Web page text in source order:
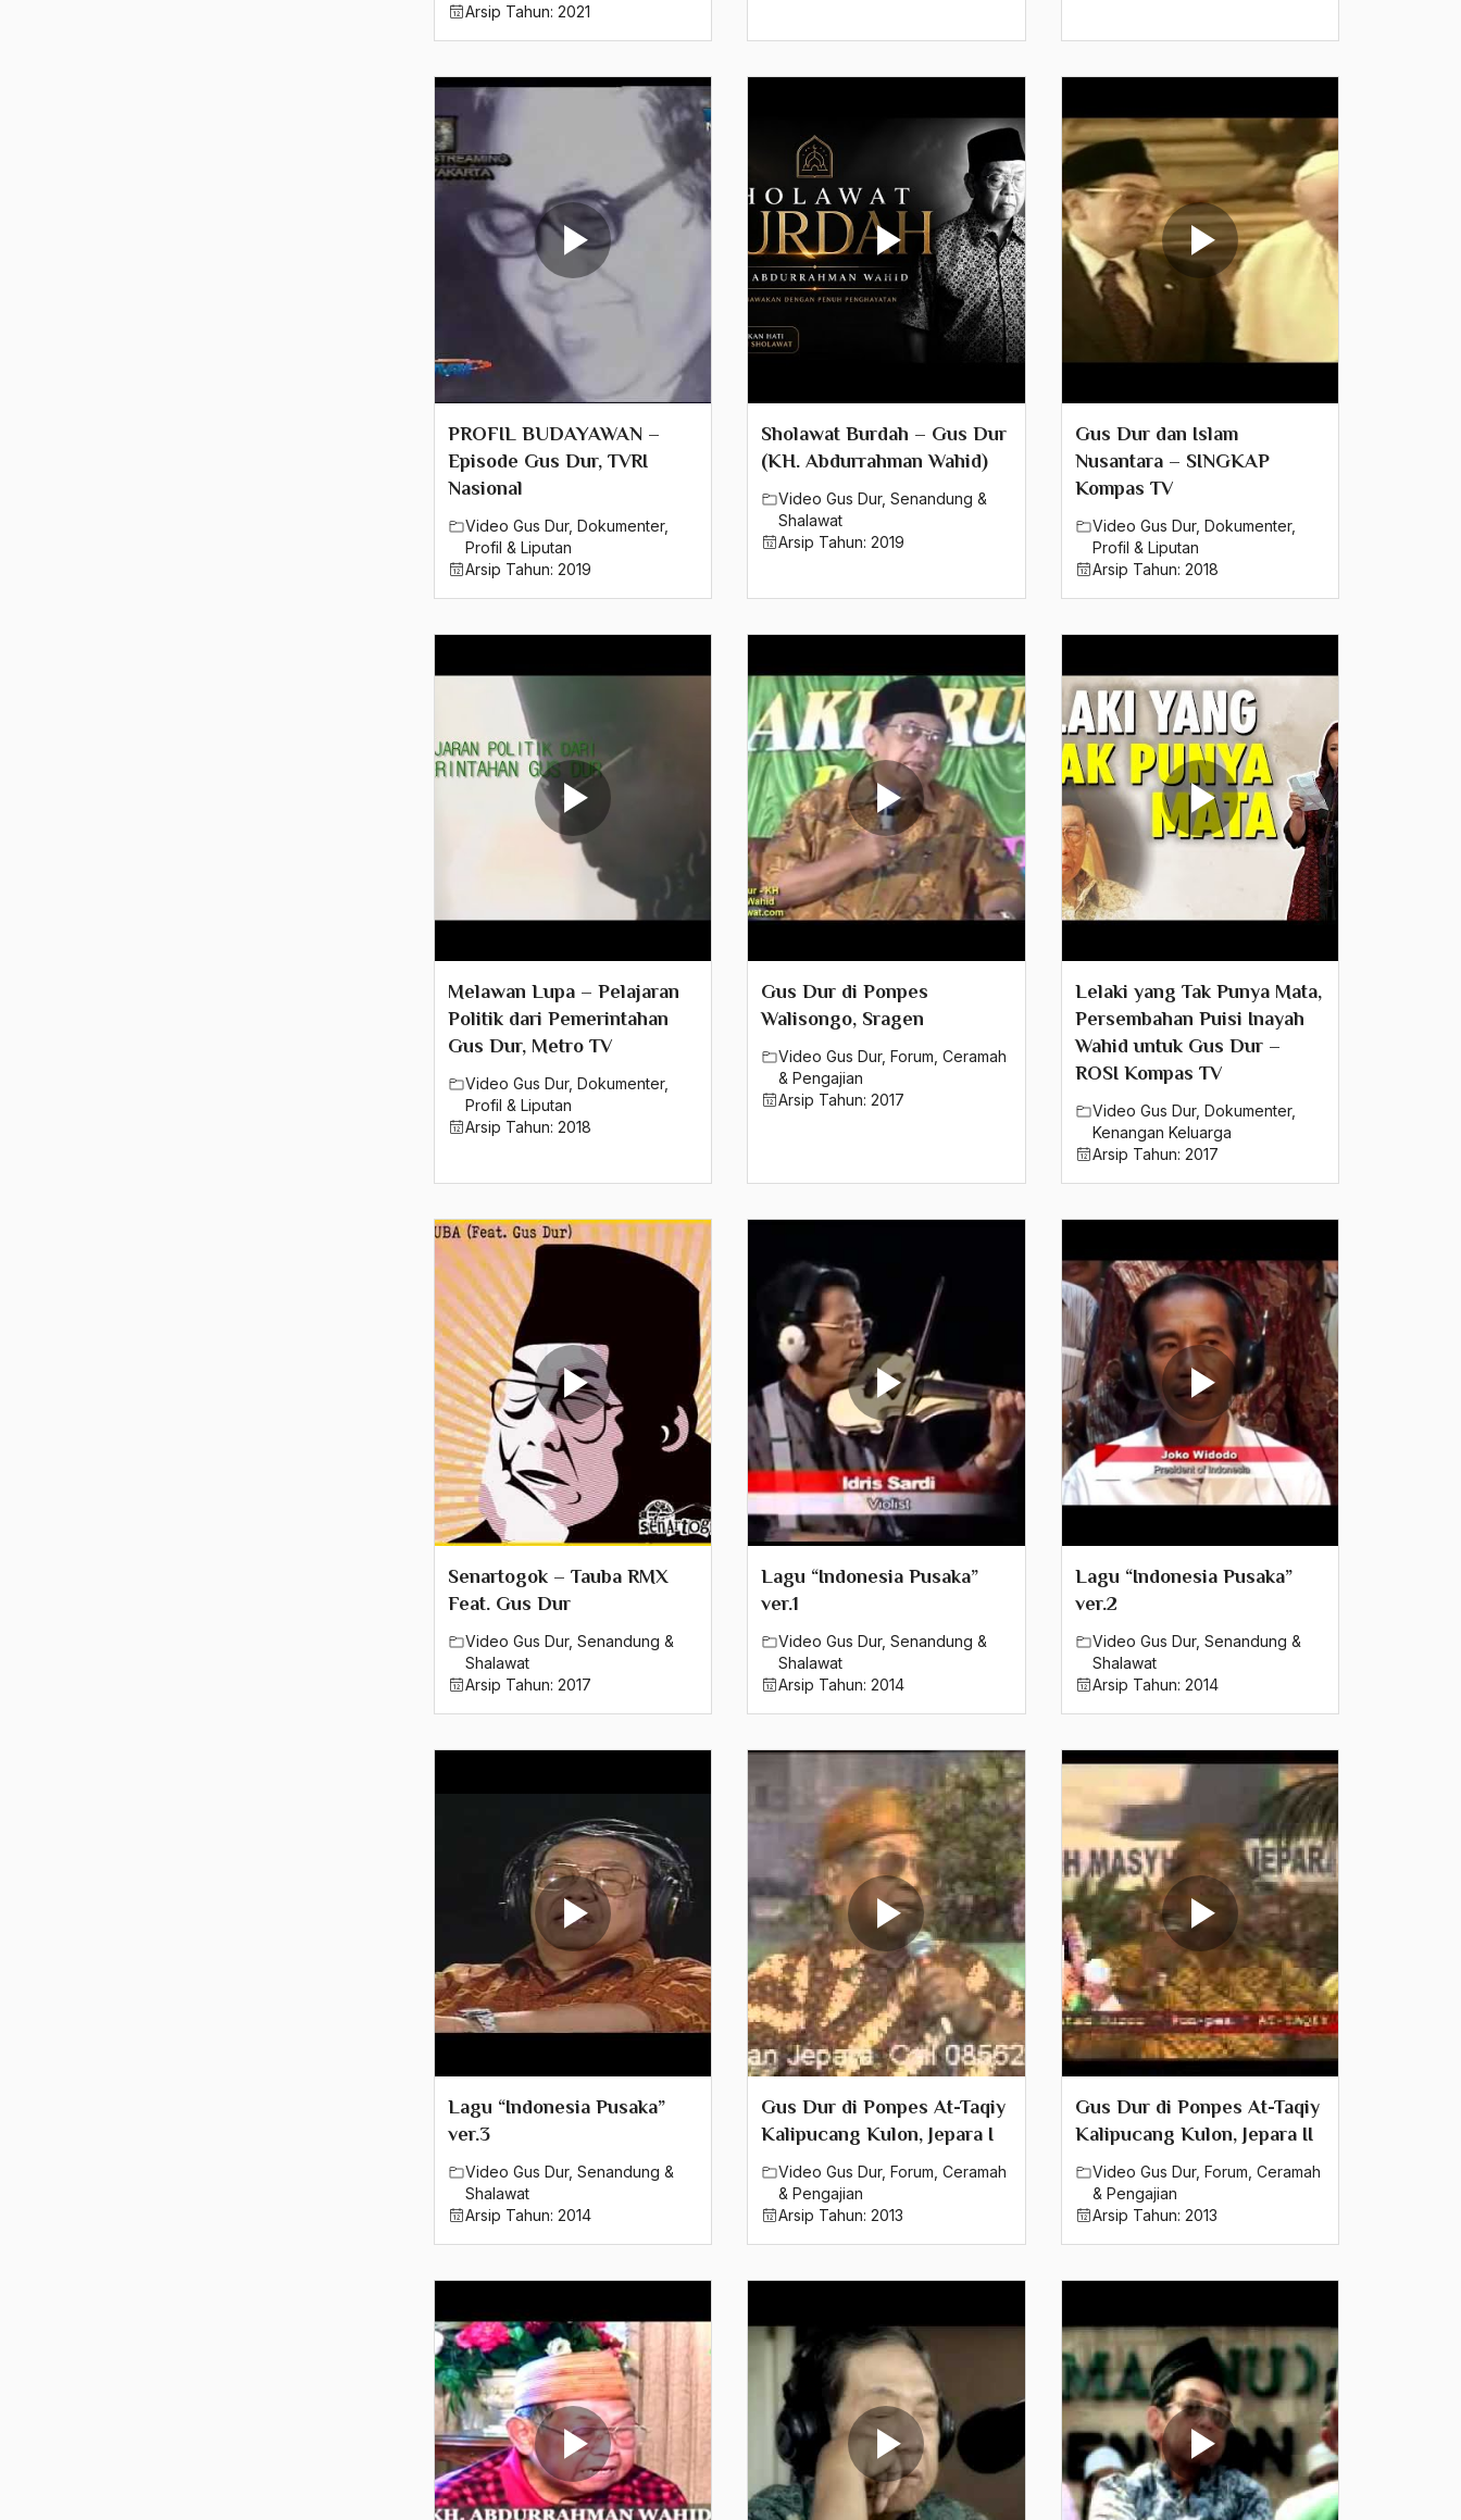
Arsip Tahun: 2021
PROFIL BUDAYAWAN –
Episode Gus Dur, TVRI
Nasional
Video Gus Dur, Dokumenter,
Profil & Liputan
Arsip Tahun: 2019
Sholawat Burdah – Gus Dur
(KH. Abdurrahman Wahid)
Video Gus Dur,Senandung &
Shalawat
Arsip Tahun:2019
Gus Dur dan Islam
Nusantara – SINGKAP
Kompas TV
Video Gus Dur, Dokumenter,
Profil & Liputan
Arsip Tahun: 2018
Melawan Lupa – Pelajaran
Politik dari Pemerintahan
Gus Dur, Metro TV
Video Gus Dur, Dokumenter,
Profil & Liputan
Arsip Tahun: 2018
Gus Dur di Ponpes
Walisongo, Sragen
Video Gus Dur,Forum ,Ceramah
& Pengajian
Arsip Tahun:2017
Lelaki yang Tak Punya Mata,
Persembahan Puisi Inayah
Wahid untuk Gus Dur –
ROSI Kompas TV
Video Gus Dur, Dokumenter,
Kenangan Keluarga
Arsip Tahun: 2017
Senartogok – Tauba RMX
Feat. Gus Dur
Video Gus Dur, Senandung &
Shalawat
Arsip Tahun: 2017
Lagu “Indonesia Pusaka”
ver.1
Video Gus Dur,Senandung &
Shalawat
Arsip Tahun:2014
Lagu “Indonesia Pusaka”
ver.2
Video Gus Dur, Senandung &
Shalawat
Arsip Tahun: 2014
Lagu “Indonesia Pusaka”
ver.3
Video Gus Dur, Senandung &
Shalawat
Arsip Tahun: 2014
Gus Dur di Ponpes At-Taqiy
Kalipucang Kulon, Jepara I
Video Gus Dur,Forum ,Ceramah
& Pengajian
Arsip Tahun:2013
Gus Dur di Ponpes At-Taqiy
Kalipucang Kulon, Jepara II
Video Gus Dur, Forum Ceramah
& Pengajian
Arsip Tahun: 2013